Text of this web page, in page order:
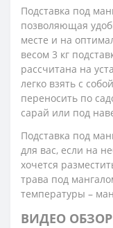
Подставка под
позволяющая
месте и на
весом 3 кг
рассчитана на
легко взять с
переносить по
сарай или под
Подставка под
для вас, если на
хочется
трава под
температуры –
ВИДЕО ОБЗОР